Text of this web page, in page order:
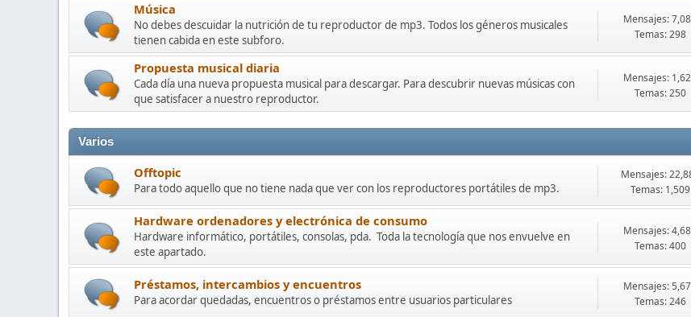
Música
No debes descuidar la nutrición de tu reproductor de mp3. Todos los géneros musicales
tienen cabida en este subforo.
Mensajes:
Temas: 298
Propuesta musical diaria
Cada día una nueva propuesta musical para descargar. Para descubrir nuevas músicas con
que satisfacer a nuestro reproductor.
Mensajes:
Temas: 250
Varios
Offtopic
Para todo aquello que no tiene nada que ver con los reproductores portátiles de mp3.
Mensajes:
Temas: 1,509
Hardware ordenadores y electrónica de consumo
Hardware informático, portátiles, consolas, pda. Toda la tecnología que nos envuelve en
este apartado.
Mensajes:
Temas: 400
Préstamos, intercambios y encuentros
Para acordar quedadas, encuentros o préstamos entre usuarios particulares
Mensajes:
Temas: 246